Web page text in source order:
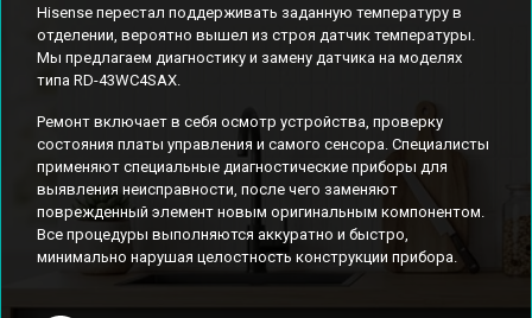
Hisense перестал поддерживать заданную температуру в
отделении, вероятно вышел из строя датчик температуры.
Мы предлагаем диагностику и замену датчика на моделях
типа RD-43WC4SAX.
Ремонт включает в себя осмотр устройства, проверку
состояния платы управления и самого сенсора. Специалисты
применяют специальные диагностические приборы для
выявления неисправности, после чего заменяют
поврежденный элемент новым оригинальным компонентом.
Все процедуры выполняются аккуратно и быстро,
минимально нарушая целостность конструкции прибора.